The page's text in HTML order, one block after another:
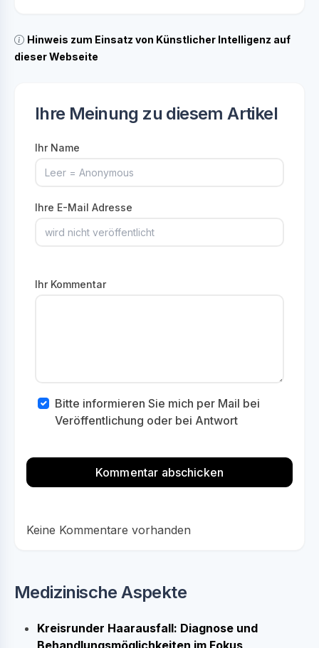
Hinweis zum Einsatz von Künstlicher Intelligenz auf
dieser Webseite
Ihre Meinung zu diesem Artikel
Ihr Name
Ihre E-Mail Adresse
Ihr Kommentar
Bitte informieren Sie mich per Mail bei
Veröffentlichung oder bei Antwort
Keine Kommentare vorhanden
Medizinische Aspekte
Kreisrunder Haarausfall: Diagnose und
Behandlungsmöglichkeiten im Fokus